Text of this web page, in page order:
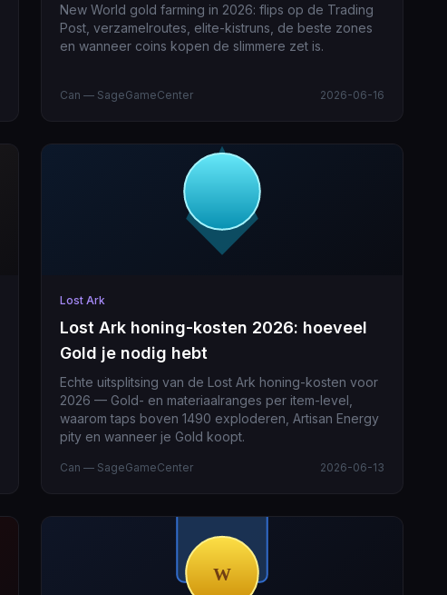
New World gold farming in 2026: flips op de Trading
Post, verzamelroutes, elite-kistruns, de beste zones
en wanneer coins kopen de slimmere zet is.
Can — SageGameCenter 2026-06-16
Lost Ark
Lost Ark honing-kosten 2026: hoeveel
Gold je nodig hebt
Echte uitsplitsing van de Lost Ark honing-kosten voor
2026 — Gold- en materiaalranges per item-level,
waarom taps boven 1490 exploderen, Artisan Energy
pity en wanneer je Gold koopt.
Can — SageGameCenter 2026-06-13